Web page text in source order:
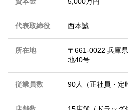
代表取締役 西本誠
所在地
〒661-0022 兵庫
地40号
従業員数 90人（正社員・定